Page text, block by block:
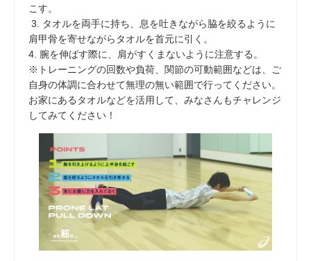
こす。
3. タオルを両手に持ち、息を吐きながら脇を絞るように
肩甲骨を寄せながらタオルを首元に引く。
4. 腕を伸ばす際に、肩がすくまないように注意する。
※トレーニングの回数や負荷、関節の可動範囲などは、ご
自身の体調に合わせて無理の無い範囲で行ってください。
お家にあるタオルなどを活用して、みなさんもチャレンジ
してみてください！